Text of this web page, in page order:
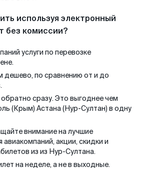
используя электронный
без комиссии?
услуги по перевозке
дешево, по сравнению от и до
сразу. Это выгоднее чем
(Крым) Астана (Нур-Султан) в одну
внимание на лучшие
акции, скидки и
из из Нур-Султана.
на неделе, а не в выходные.